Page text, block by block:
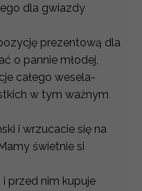
dla gwiazdy
prezentową dla
o pannie młodej,
całego wesela-
w tym ważnym
i wrzucacie się na
świetnie si
i przed nim kupuje